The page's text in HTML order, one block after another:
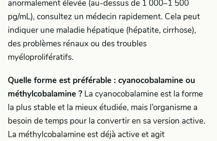
anormalement élevée (au-dessus de 1 000–1 500
pg/mL), consultez un médecin rapidement. Cela peut
indiquer une maladie hépatique (hépatite, cirrhose),
des problèmes rénaux ou des troubles
myéloprolifératifs.
Quelle forme est préférable : cyanocobalamine ou
méthylcobalamine ? La cyanocobalamine est la forme
la plus stable et la mieux étudiée, mais l’organisme a
besoin de temps pour la convertir en sa version active.
La méthylcobalamine est déjà active et agit